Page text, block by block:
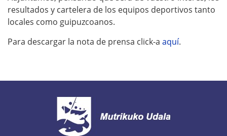
resultados y cartelera de los equipos deportivos tanto
locales como guipuzcoanos.
Para descargar la nota de prensa click-a aquí.